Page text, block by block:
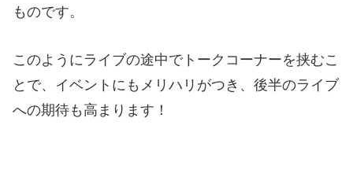
ものです。
このようにライブの途中でトークコーナーを挟むこ
とで、イベントにもメリハリがつき、後半のライブ
への期待も高まります！